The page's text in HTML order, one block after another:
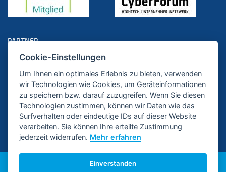
PARTNER
©2026 Aurich Münch Ziegler Steuerberater PartGmbB.
Cookie-Einstellungen
Um Ihnen ein optimales Erlebnis zu bieten, verwenden
wir Technologien wie Cookies, um Geräteinformationen
zu speichern bzw. darauf zuzugreifen. Wenn Sie diesen
Technologien zustimmen, können wir Daten wie das
Surfverhalten oder eindeutige IDs auf dieser Website
verarbeiten. Sie können Ihre erteilte Zustimmung
jederzeit widerrufen. Mehr erfahren
Einverstanden